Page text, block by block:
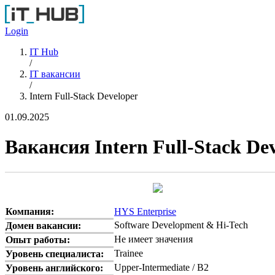
Перейти к основному содержанию
Login
IT Hub
/
IT вакансии
/
Intern Full-Stack Developer
01.09.2025
Вакансия Intern Full-Stack
Компания:
HYS Enterprise
Домен вакансии:
Software Development & Hi-Tech
Опыт работы:
Не имеет значения
Уровень специалиста:
Trainee
Уровень английского:
Upper-Intermediate / B2